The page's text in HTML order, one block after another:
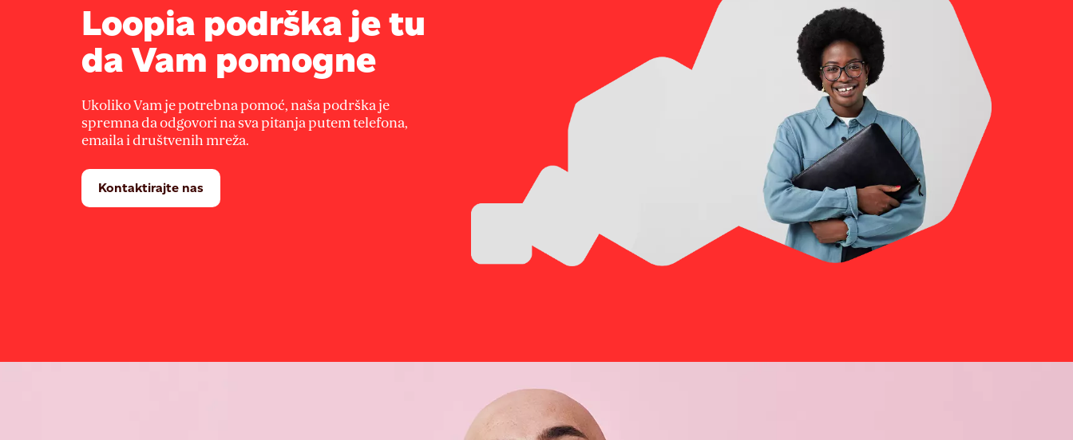
Loopia podrška je tu
da Vam pomogne
Ukoliko Vam je potrebna pomoć, naša podrška je
spremna da odgovori na sva pitanja putem telefona,
emaila i društvenih mreža.
Kontaktirajte nas